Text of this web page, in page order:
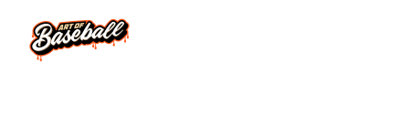
Simple Blog Post